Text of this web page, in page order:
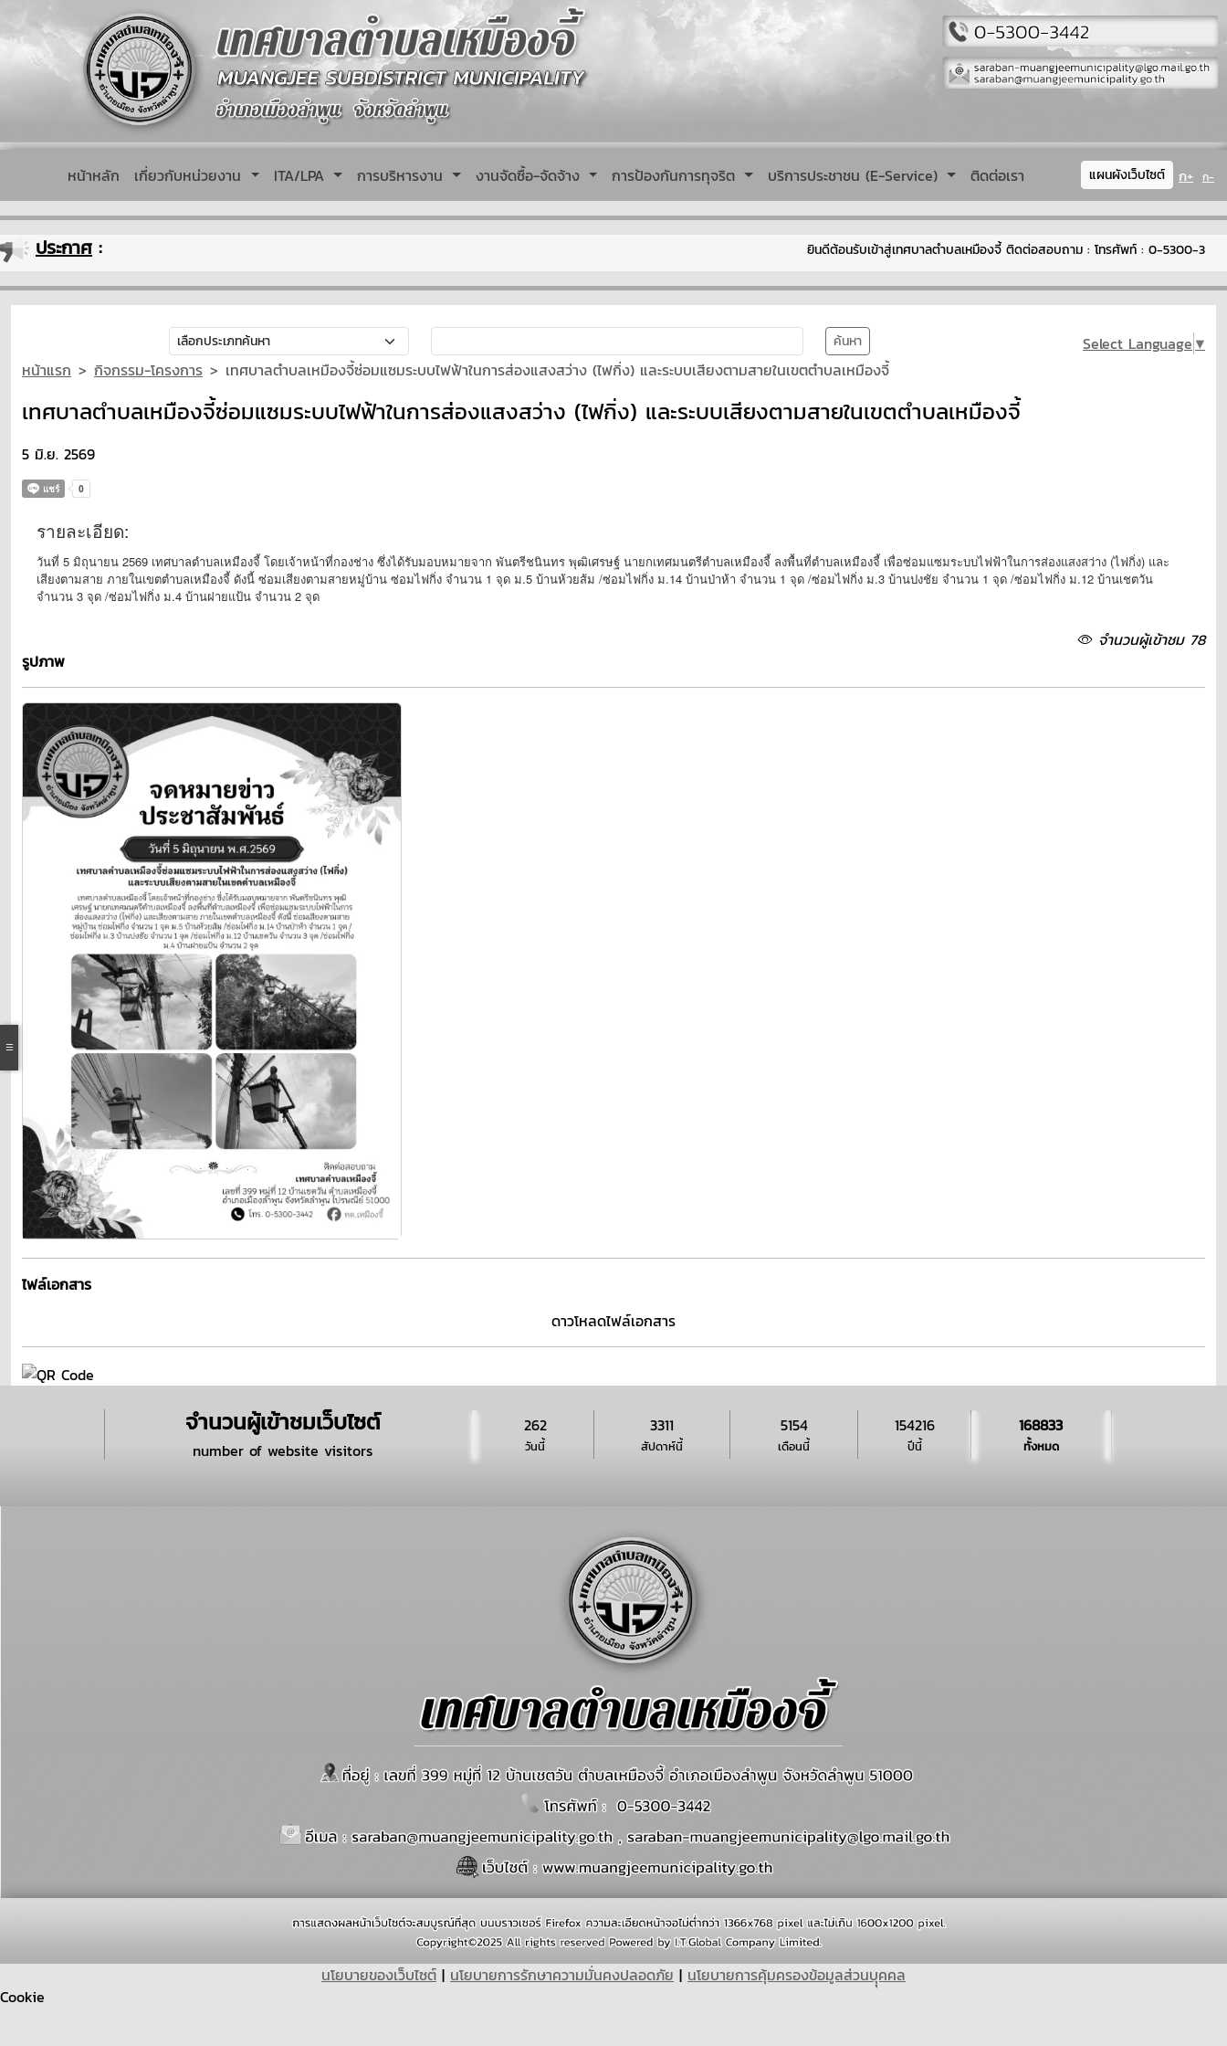
หน้าหลัก เกี่ยวกับหน่วยงาน ITA/LPA การบริหารงาน งานจัดซื้อ-จัดจ้าง การป้องกันการทุจริต บริการประชาชน (E-Service) ติดต่อเรา แผนผังเว็บไซต์ ก+ ก-
ประกาศ : ยินดีต้อนรับเข้าสู่เทศบาลตำบลเหมืองจี้ ติดต่อสอบถาม : โทรศัพท์ : 0-5300-3442 อีเม
ค้นหา Select Language ▼
หน้าแรก
กิจกรรม-โครงการ เทศบาลตำบลเหมืองจี้ซ่อมแซมระบบไฟฟ้าในการส่องแสงสว่าง (ไฟกิ่ง) และระบบเสียงตามสายในเขตตำบลเหมืองจี้
เทศบาลตำบลเหมืองจี้ซ่อมแซมระบบไฟฟ้าในการส่องแสงสว่าง (ไฟกิ่ง) และระบบเสียงตามสายในเขตตำบลเหมืองจี้
5 มิ.ย. 2569
รายละเอียด:
วันที่ 5 มิถุนายน 2569 เทศบาลตำบลเหมืองจี้ โดยเจ้าหน้าที่กองช่าง ซึ่งได้รับมอบหมายจาก พันตรีชนินทร พุฒิเศรษฐ์ นายกเทศมนตรีตำบลเหมืองจี้ ลงพื้นที่ตำบลเหมืองจี้ เพื่อซ่อมแซมระบบไฟฟ้าในการส่องแสงสว่าง (ไฟกิ่ง) และ
เสียงตามสาย ภายในเขตตำบลเหมืองจี้ ดังนี้ ซ่อมเสียงตามสายหมู่บ้าน ซ่อมไฟกิ่ง จำนวน 1 จุด ม.5 บ้านห้วยส้ม /ซ่อมไฟกิ่ง ม.14 บ้านป่าห้า จำนวน 1 จุด /ซ่อมไฟกิ่ง ม.3 บ้านปงชัย จำนวน 1 จุด /ซ่อมไฟกิ่ง ม.12 บ้านเชตวัน
จำนวน 3 จุด /ซ่อมไฟกิ่ง ม.4 บ้านฝายแป้น จำนวน 2 จุด
จำนวนผู้เข้าชม 78
รูปภาพ
ไฟล์เอกสาร
ดาวโหลดไฟล์เอกสาร
จำนวนผู้เข้าชมเว็บไซต์
number of website visitors วันนี้
262
สัปดาห์นี้
3311
เดือนนี้
5154
ปีนี้
154216
ทั้งหมด
168833
นโยบายของเว็บไซต์ | นโยบายการรักษาความมั่นคงปลอดภัย | นโยบายการคุ้มครองข้อมูลส่วนบุุคคล
Cookie